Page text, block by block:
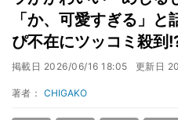
「か、可愛すぎる」
ぴ不在にツッコミ殺到
掲載日 2026/06/16 18:05 更新日
著者： CHIGAKO